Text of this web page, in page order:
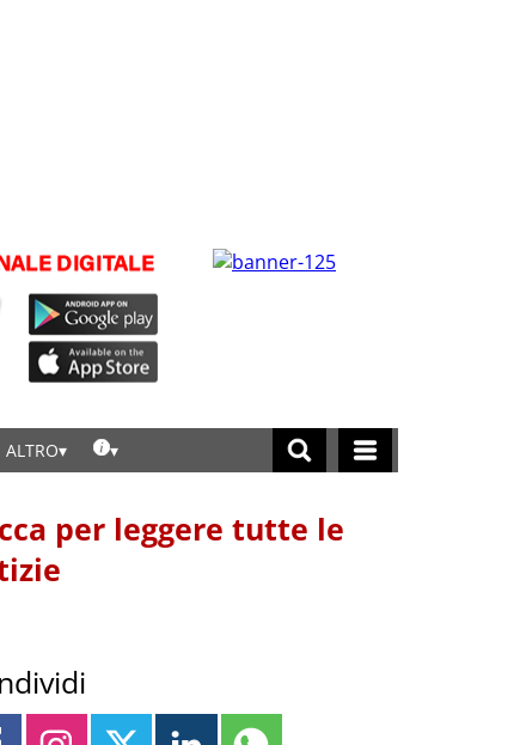
ALTRO
per leggere tutte le